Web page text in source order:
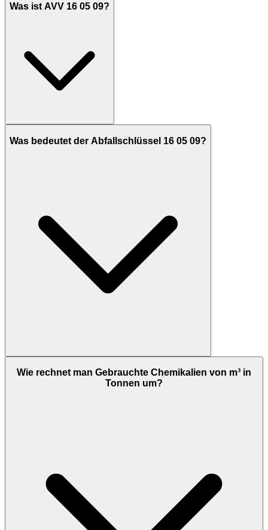
Was ist AVV 16 05 09?
Was bedeutet der Abfallschlüssel 16 05 09?
Wie rechnet man Gebrauchte Chemikalien von m³ in
Tonnen um?